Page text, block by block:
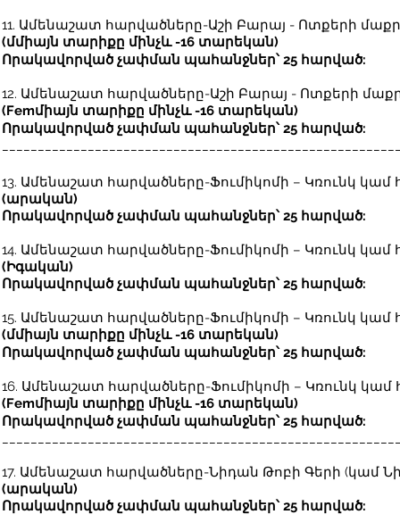
11. Ամենաշատ հարվածները-Աշի Բարայ - Ոտքերի
(մմիայն տարիքը մինչև -16 տարեկան)
Որակավորված չափման պահանջներ՝ 25 հարված:
12. Ամենաշատ հարվածները-Աշի Բարայ - Ոտքերի
(Femմիայն տարիքը մինչև -16 տարեկան)
Որակավորված չափման պահանջներ՝ 25 հարված:
13. Ամենաշատ հարվածները-Ֆումիկոմի – Կռունկ
(արական)
Որակավորված չափման պահանջներ՝ 25 հարված:
14. Ամենաշատ հարվածները-Ֆումիկոմի – Կռունկ
(Իգական)
Որակավորված չափման պահանջներ՝ 25 հարված:
15. Ամենաշատ հարվածները-Ֆումիկոմի – Կռունկ
(մմիայն տարիքը մինչև -16 տարեկան)
Որակավորված չափման պահանջներ՝ 25 հարված:
16. Ամենաշատ հարվածները-Ֆումիկոմի – Կռունկ
(Femմիայն տարիքը մինչև -16 տարեկան)
Որակավորված չափման պահանջներ՝ 25 հարված:
17. Ամենաշատ հարվածները-Նիդան Թոբի Գերի (կամ
(արական)
Որակավորված չափման պահանջներ՝ 25 հարված: